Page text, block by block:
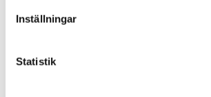
Inställningar
Statistik